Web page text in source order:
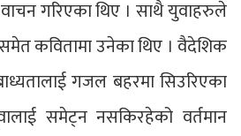
गरिएका थिए । साथै युवाहरुले
समेत कवितामा उनेका थिए । वैदेशिक
गजल बहरमा सिउरिएका
समेट्न नसकिरहेको वर्तमान